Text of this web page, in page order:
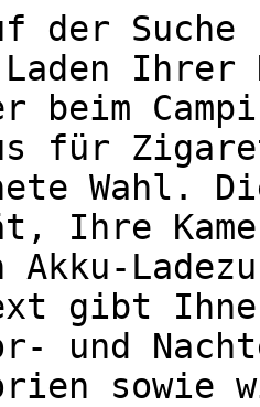
der
Laden Ihrer
beim
für
Wahl.
Ihre
Akku-
gibt
und
sowie